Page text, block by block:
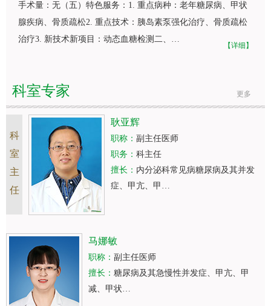
手术量：无（五）特色服务：1. 重点病种：老年糖尿病、甲状
腺疾病、骨质疏松2. 重点技术：胰岛素泵强化治疗、骨质疏松
治疗3. 新技术新项目：动态血糖检测二、…
【详细】
更多
科室专家
科
室
主
任
耿亚辉
职称： 副主任医师
职务： 科主任
擅长： 内分泌科常见病糖尿病及其并发
症、甲亢、甲…
马娜敏
职称： 副主任医师
擅长： 糖尿病及其急慢性并发症、甲亢、甲
减、甲状…